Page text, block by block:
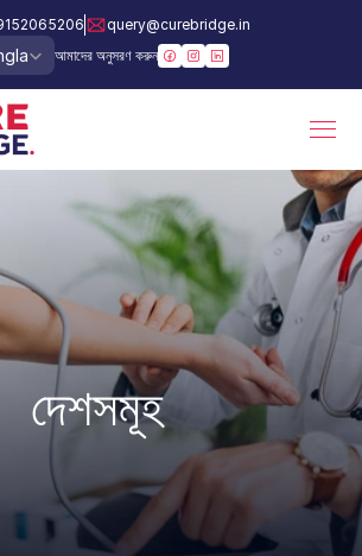
query@curebridge.in
Language
আমাদের অনুসরণ করুন
দেশসমূহ